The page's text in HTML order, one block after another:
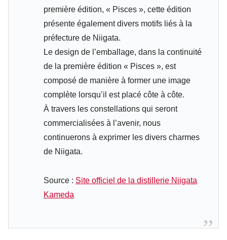
première édition, « Pisces », cette édition
présente également divers motifs liés à la
préfecture de Niigata.
Le design de l’emballage, dans la continuité
de la première édition « Pisces », est
composé de manière à former une image
complète lorsqu’il est placé côte à côte.
À travers les constellations qui seront
commercialisées à l’avenir, nous
continuerons à exprimer les divers charmes
de Niigata.
Source : Site officiel de la distillerie Niigata
Kameda